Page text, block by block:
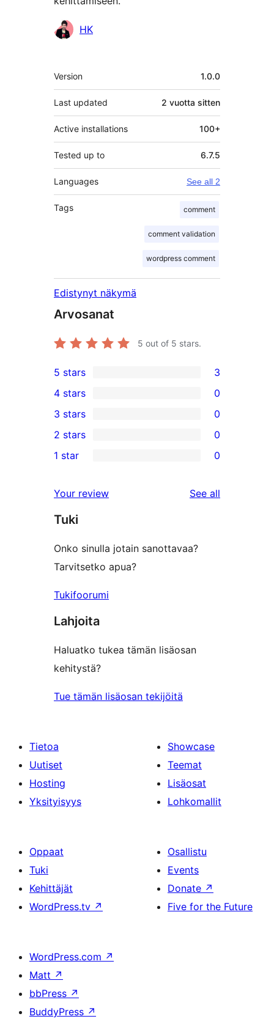
Avustajat
HK
Metatiedot
Version 1.0.0
Last updated 2 vuotta sitten
Active installations 100+
Tested up to 6.7.5
Languages See all 2
Tags comment
comment validation
wordpress comment
Edistynyt näkymä
Arvosanat
5 out of 5 stars.
3
5-
star
reviews
5 stars 3
4-
star
reviews
4 stars 0
0
3-
star
3 stars 0
2-
reviews
2 stars 0
star
reviews
1 star 0
Your review See all
Tuki
Onko sinulla jotain sanottavaa?
Tarvitsetko apua?
Tukifoorumi
Lahjoita
Haluatko tukea tämän lisäosan
kehitystä?
Tue tämän lisäosan tekijöitä
Tietoa
Uutiset
Hosting
Yksityisyys
Showcase
Teemat
Lisäosat
Lohkomallit
Oppaat
Tuki
Kehittäjät
WordPress.tv ↗
Osallistu
Events
Donate ↗
Five for the Future
WordPress.com ↗
Matt ↗
bbPress ↗
BuddyPress ↗